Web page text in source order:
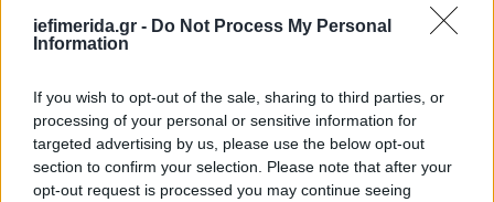
iefimerida.gr - Do Not Process My Personal
Information
If you wish to opt-out of the sale, sharing to third parties, or
processing of your personal or sensitive information for
targeted advertising by us, please use the below opt-out
section to confirm your selection. Please note that after your
opt-out request is processed you may continue seeing
περιόδου, εκτός των επίσημων αργιών.
ΑΠΕ-ΜΠΕ
ΟΛΕΣ ΟΙ ΕΙΔΗΣΕΙΣ
«Ξινή» η εκδρομή στα Τρίκαλα για ζευγάρι: Βρήκαν